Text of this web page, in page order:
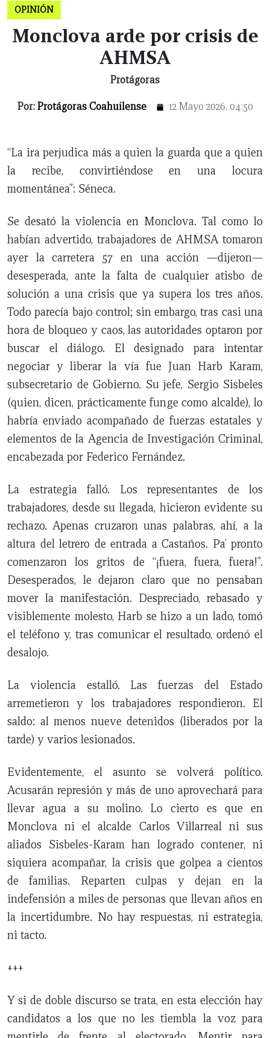
LEÓN
DE
VIDA
OPINIÓN
Monclova arde por crisis de
AHMSA
Protágoras
Por:Protágoras Coahuilense 12 Mayo 2026, 04:50
“La ira perjudica más a quien la guarda que a quien
la recibe, convirtiéndose en una locura
momentánea”: Séneca.
Se desató la violencia en Monclova. Tal como lo
habían advertido, trabajadores de AHMSA tomaron
ayer la carretera 57 en una acción —dijeron—
desesperada, ante la falta de cualquier atisbo de
solución a una crisis que ya supera los tres años.
Todo parecía bajo control; sin embargo, tras casi una
hora de bloqueo y caos, las autoridades optaron por
buscar el diálogo. El designado para intentar
negociar y liberar la vía fue Juan Harb Karam,
subsecretario de Gobierno. Su jefe, Sergio Sisbeles
(quien, dicen, prácticamente funge como alcalde), lo
habría enviado acompañado de fuerzas estatales y
elementos de la Agencia de Investigación Criminal,
encabezada por Federico Fernández.
La estrategia falló. Los representantes de los
trabajadores, desde su llegada, hicieron evidente su
rechazo. Apenas cruzaron unas palabras, ahí, a la
altura del letrero de entrada a Castaños. Pa’ pronto
comenzaron los gritos de “¡fuera, fuera, fuera!”.
Desesperados, le dejaron claro que no pensaban
mover la manifestación. Despreciado, rebasado y
visiblemente molesto, Harb se hizo a un lado, tomó
el teléfono y, tras comunicar el resultado, ordenó el
desalojo.
La violencia estalló. Las fuerzas del Estado
arremetieron y los trabajadores respondieron. El
saldo: al menos nueve detenidos (liberados por la
tarde) y varios lesionados.
Evidentemente, el asunto se volverá político.
Acusarán represión y más de uno aprovechará para
llevar agua a su molino. Lo cierto es que en
Monclova ni el alcalde Carlos Villarreal ni sus
aliados Sisbeles-Karam han logrado contener, ni
siquiera acompañar, la crisis que golpea a cientos
de familias. Reparten culpas y dejan en la
indefensión a miles de personas que llevan años en
la incertidumbre. No hay respuestas, ni estrategia,
ni tacto.
+++
Y si de doble discurso se trata, en esta elección hay
candidatos a los que no les tiembla la voz para